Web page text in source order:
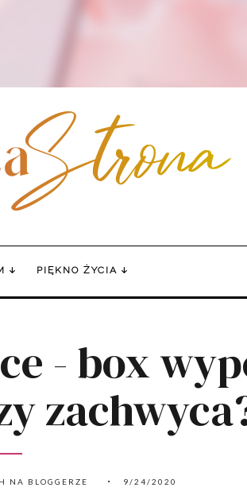
PIĘKNO ŻYCIA
- box
NA BLOGGERZE 9/24/2020